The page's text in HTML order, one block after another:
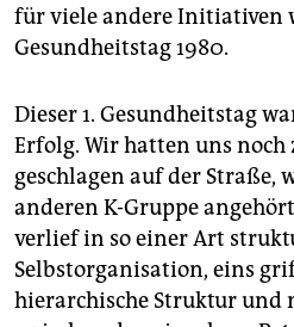
für viele andere Initiativen
Gesundheitstag 1980.
Dieser 1. Gesundheitstag
Erfolg. Wir hatten uns noch
geschlagen auf der Straße,
anderen K-Gruppe
verlief in so einer Art
Selbstorganisation, eins
hierarchische Struktur und